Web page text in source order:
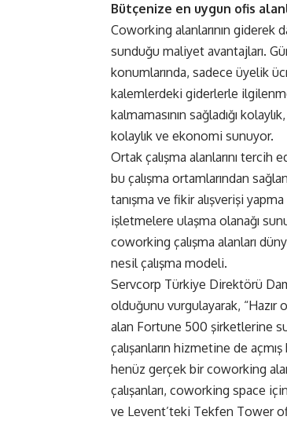
Bütçenize en uygun ofis
Coworking alanlarının giderek
sunduğu maliyet avantajları.
konumlarında, sadece üyelik
kalemlerdeki giderlerle
kalmamasının sağladığı
kolaylık ve ekonomi sunuyor.
Ortak çalışma alanlarını tercih
bu çalışma ortamlarından
tanışma ve fikir alışverişi
işletmelere ulaşma olanağı
coworking çalışma alanları
nesil çalışma modeli.
Servcorp Türkiye Direktörü
olduğunu vurgulayarak, “Hazır
alan Fortune 500 şirketlerine
çalışanların hizmetine de
henüz gerçek bir coworking
çalışanları, coworking space
ve Levent’teki Tekfen Tower